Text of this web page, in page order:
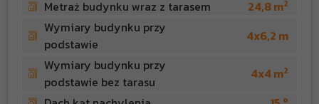
Metraż budynku wraz z tarasem 24,8 m2
Wymiary budynku przy
podstawie
4x6,2 m
Wymiary budynku przy
podstawie bez tarasu
4x4 m2
o